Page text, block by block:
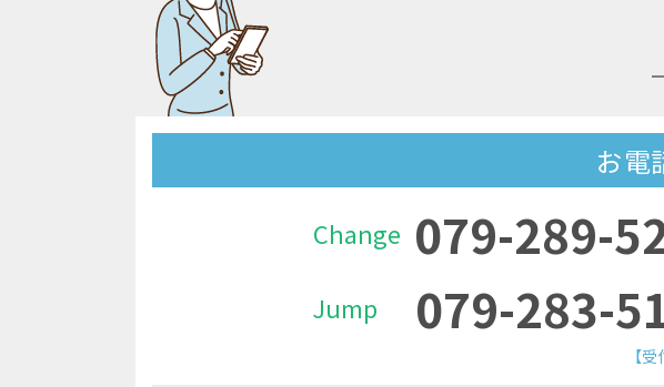
お電
Change 079-289-
Jump 079-283-
【